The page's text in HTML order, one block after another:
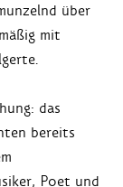
über
mit
das
bereits
Poet und